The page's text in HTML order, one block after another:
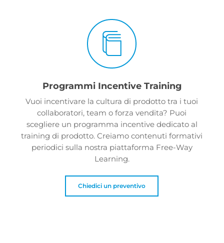
Programmi Incentive Training
Vuoi incentivare la cultura di prodotto tra i tuoi
collaboratori, team o forza vendita? Puoi
scegliere un programma incentive dedicato al
training di prodotto. Creiamo contenuti formativi
periodici sulla nostra piattaforma Free-Way
Learning.
Chiedici un preventivo